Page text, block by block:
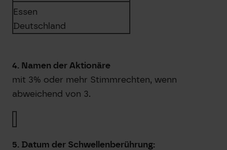
Essen
Deutschland
4. Namen der Aktionäre
mit 3% oder mehr Stimmrechten, wenn
abweichend von 3.
5. Datum der Schwellenberührung: